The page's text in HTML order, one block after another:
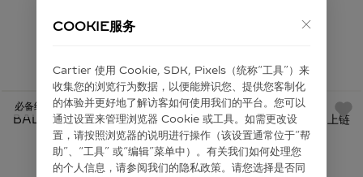
BALLON BLEU DE CARTIER卡地亚蓝气球腕表 精钢 自动上链
￥48,300
必备经典
COOKIE服务
Cartier 使⽤ Cookie, SDK, Pixels（统称“⼯具”）来
收集您的浏览⾏为数据，以便能辨识您、提供您客制化
的体验并更好地了解访客如何使⽤我们的平台。您可以
通过设置来管理浏览器 Cookie 或⼯具。如需更改设
置，请按照浏览器的说明进⾏操作（该设置通常位于“帮
助”、“⼯具” 或“编辑”菜单中）。有关我们如何处理您
的个⼈信息，请参阅我们的隐私政策。请您选择是否同